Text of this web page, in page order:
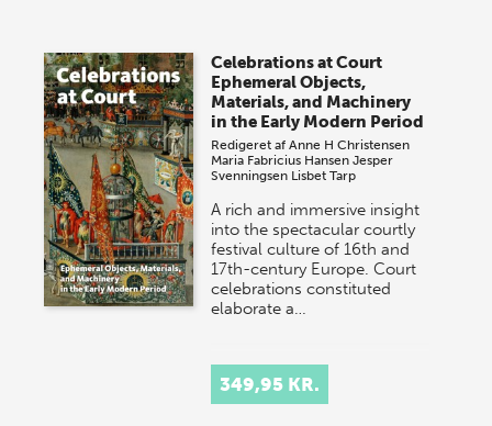
onsdag den 10. j…
Celebrations at Court
Ephemeral Objects,
Materials, and Machinery
in the Early Modern Period
Redigeret afAnne H Christensen
Maria Fabricius Hansen Jesper
Svenningsen Lisbet Tarp
A rich and immersive insight
into the spectacular courtly
festival culture of 16th and
17th-century Europe. Court
celebrations constituted
elaborate a…
349,95 KR.